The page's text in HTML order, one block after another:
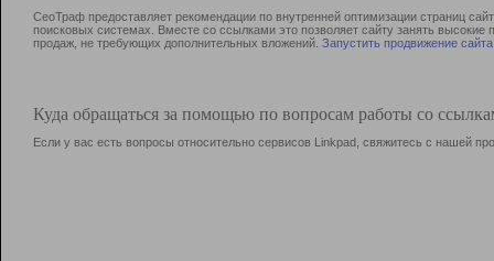
СеоТраф предоставляет рекомендации по внутренней оптимизации страниц
поисковых системах. Вместе со ссылками это позволяет сайту занять
продаж, не требующих дополнительных вложений. Запустить продвижение сайта
Куда обращаться за помощью по вопросам работы со
Если у вас есть вопросы относительно сервисов Linkpad, свяжитесь с нашей